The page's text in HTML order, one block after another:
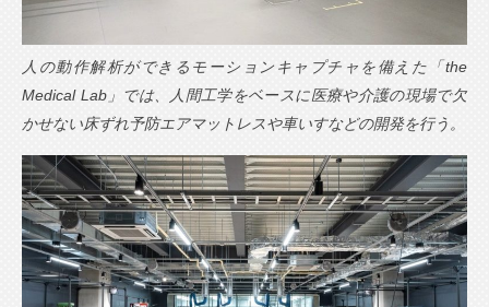
人の動作解析ができるモーションキャプチャを備えた「the
Medical Lab」では、人間工学をベースに医療や介護の現場で欠
かせない床ずれ予防エアマットレスや車いすなどの開発を行う。